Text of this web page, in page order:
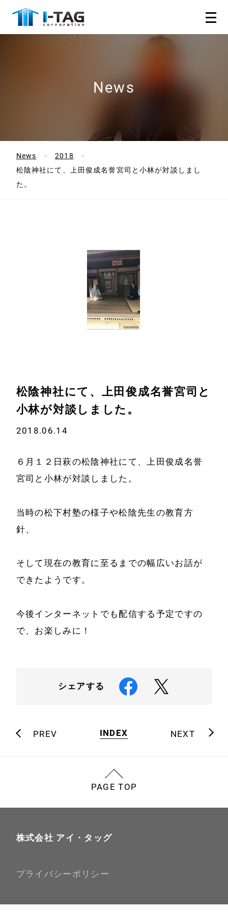
ホーム
代表プロフィール
サービス
事例と実績
メディア掲載
書籍・DVD
会社情報
特定商取引法に基
News
News
2018
松陰神社にて、上田俊成名誉宮司と小林が対談しまし
た。
松陰神社にて、上田俊成名誉宮司と
小林が対談しました。
2018.06.14
６月１２日萩の松陰神社にて、上田俊成名誉
宮司と小林が対談しました。
当時の松下村塾の様子や松陰先生の教育方
針、
そして現在の教育に至るまでの幅広いお話が
できたようです。
今後インターネットでも配信する予定ですの
で、お楽しみに！
シェアする
PREV INDEX NEXT
PAGE TOP
株式会社 アイ・タッグ
プライバシーポリシー